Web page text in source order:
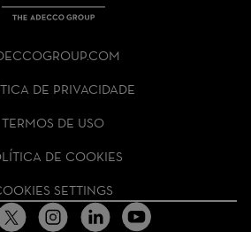
GROUP
HOMEPAGE
DE PRIVACIDADE
TERMOS DE USO
DE COOKIES
SETTINGS